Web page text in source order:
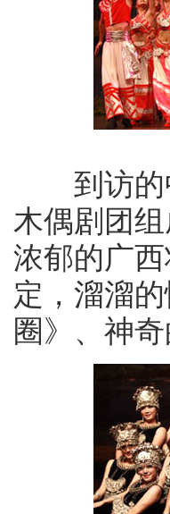
到访的中
木偶剧团
浓郁的广
定，溜溜
圈》、神